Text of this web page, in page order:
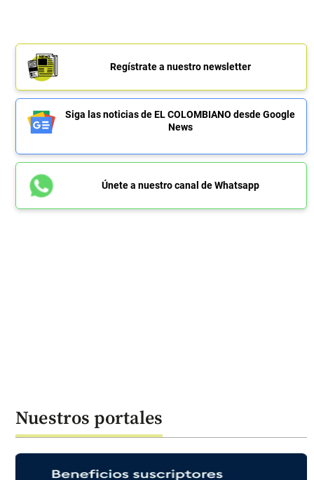
Regístrate a nuestro newsletter
Siga las noticias de EL COLOMBIANO desde Google
News
Únete a nuestro canal de Whatsapp
Nuestros portales